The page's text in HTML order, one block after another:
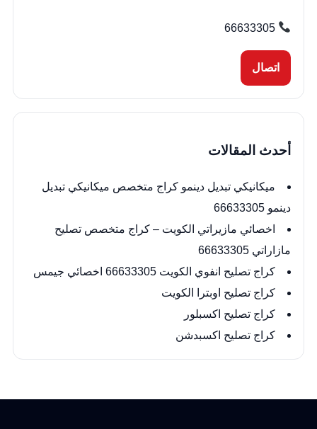
66633305
اتصال
أحدث المقالات
ميكانيكي تبديل دينمو كراج متخصص ميكانيكي تبديل
دينمو 66633305
اخصائي مازيراتي الكويت – كراج متخصص تصليح
مازاراتي 66633305
كراج تصليح انفوي الكويت 66633305 اخصائي جيمس
كراج تصليح اوبترا الكويت
كراج تصليح اكسبلور
كراج تصليح اكسبدشن